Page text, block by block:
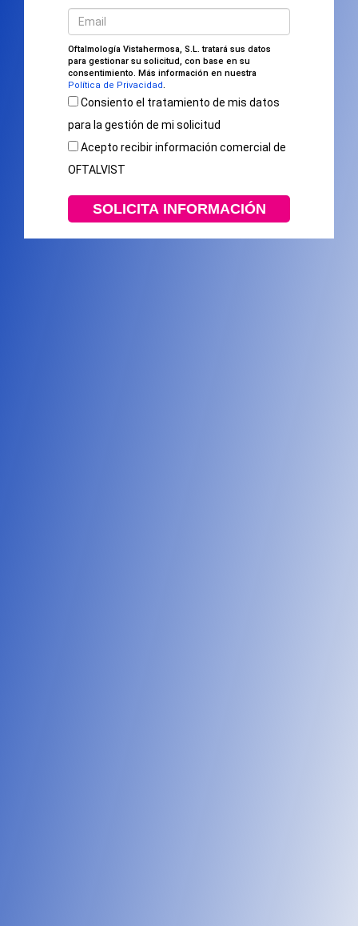
Oftalmología Vistahermosa, S.L. tratará sus datos
para gestionar su solicitud, con base en su
consentimiento. Más información en nuestra
Política de Privacidad.
Consiento el tratamiento de mis datos
para la gestión de mi solicitud
Acepto recibir información comercial de
OFTALVIST